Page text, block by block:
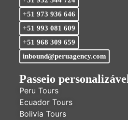
+51 973 936 646
+51 993 081 609
+51 968 309 659
inbound@peruagency.com
Passeio personalizável
Peru Tours
Ecuador Tours
Bolivia Tours